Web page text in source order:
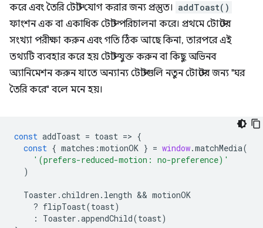
করে এবং তৈরি টোস্ট যোগ করার জন্য প্রস্তুত। addToast()
ফাংশন এক বা একাধিক টোস্ট পরিচালনা করে। প্রথমে টোস্টের
সংখ্যা পরীক্ষা করুন এবং গতি ঠিক আছে কিনা, তারপরে এই
তথ্যটি ব্যবহার করে হয় টোস্ট যুক্ত করুন বা কিছু অভিনব
অ্যানিমেশন করুন যাতে অন্যান্য টোস্টগুলি নতুন টোস্টের জন্য "ঘর
তৈরি করে" বলে মনে হয়।
const addToast = toast => {
const { matches :motionOK } = window.matchMedia(
'(prefers-reduced-motion: no-preference)'
)
Toaster .children . length && motionOK
? flipToast(toast)
:
Toaster .appendChild(toast)